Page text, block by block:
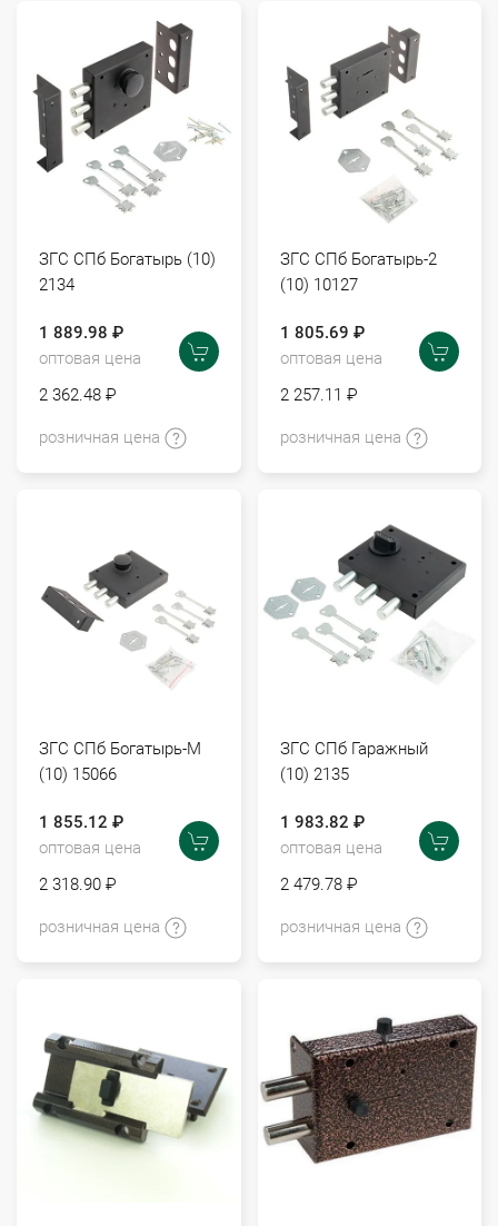
ЗГС СПб Богатырь (10)
2134
1 889.98 ₽
оптовая цена
2 362.48 ₽
розничная цена
ЗГС СПб Богатырь-2
(10) 10127
1 805.69 ₽
оптовая цена
2 257.11 ₽
розничная цена
ЗГС СПб Богатырь-М
(10) 15066
1 855.12 ₽
оптовая цена
2 318.90 ₽
розничная цена
ЗГС СПб Гаражный
(10) 2135
1 983.82 ₽
оптовая цена
2 479.78 ₽
розничная цена